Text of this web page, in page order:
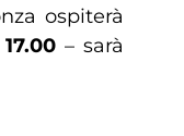
ospiterà
– sarà